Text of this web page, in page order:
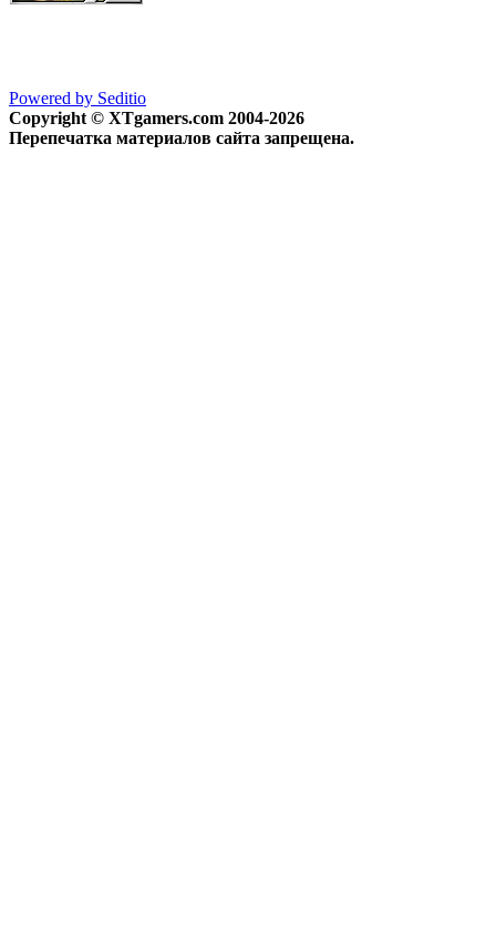
Powered by Seditio
Copyright © XTgamers.com 2004-2026
Перепечатка материалов сайта запрещена.